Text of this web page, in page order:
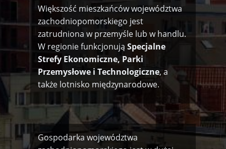
Większość mieszkańców województwa
zachodniopomorskiego jest
zatrudniona w przemyśle lub w handlu.
W regionie funkcjonują Specjalne
Strefy Ekonomiczne, Parki
Przemysłowe i Technologiczne, a
także lotnisko międzynarodowe.
Gospodarka województwa